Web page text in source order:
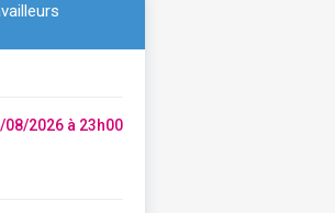
08/2026 à 23h00